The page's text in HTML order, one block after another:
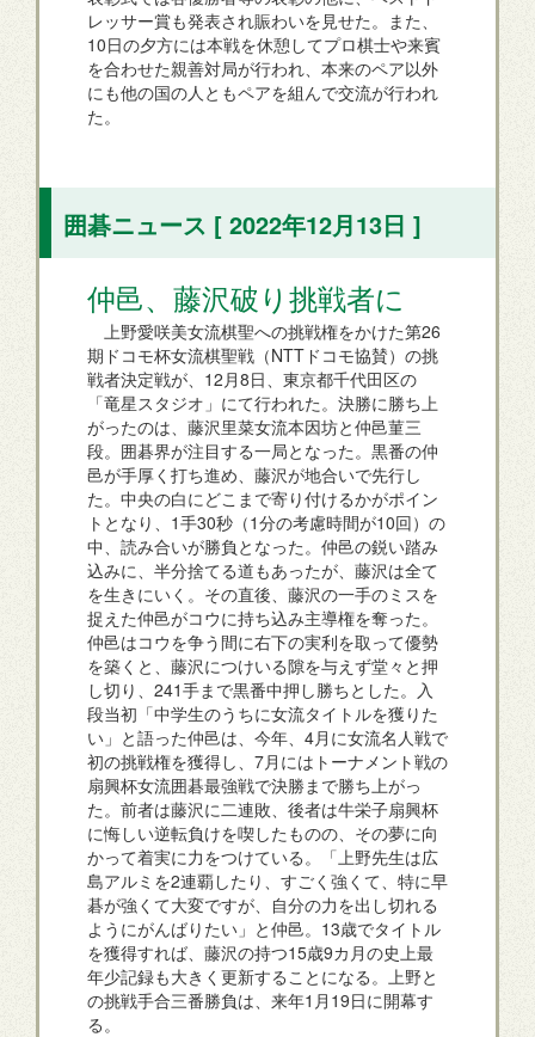
レッサー賞も発表され賑わいを見せた。また、
10日の夕方には本戦を休憩してプロ棋士や来賓
を合わせた親善対局が行われ、本来のペア以外
にも他の国の人ともペアを組んで交流が行われ
た。
囲碁ニュース [ 2022年12月13日 ]
仲邑、藤沢破り挑戦者に
上野愛咲美女流棋聖への挑戦権をかけた第26
期ドコモ杯女流棋聖戦（NTTドコモ協賛）の挑
戦者決定戦が、12月8日、東京都千代田区の
「竜星スタジオ」にて行われた。決勝に勝ち上
がったのは、藤沢里菜女流本因坊と仲邑菫三
段。囲碁界が注目する一局となった。黒番の仲
邑が手厚く打ち進め、藤沢が地合いで先行し
た。中央の白にどこまで寄り付けるかがポイン
トとなり、1手30秒（1分の考慮時間が10回）の
中、読み合いが勝負となった。仲邑の鋭い踏み
込みに、半分捨てる道もあったが、藤沢は全て
を生きにいく。その直後、藤沢の一手のミスを
捉えた仲邑がコウに持ち込み主導権を奪った。
仲邑はコウを争う間に右下の実利を取って優勢
を築くと、藤沢につけいる隙を与えず堂々と押
し切り、241手まで黒番中押し勝ちとした。入
段当初「中学生のうちに女流タイトルを獲りた
い」と語った仲邑は、今年、4月に女流名人戦で
初の挑戦権を獲得し、7月にはトーナメント戦の
扇興杯女流囲碁最強戦で決勝まで勝ち上がっ
た。前者は藤沢に二連敗、後者は牛栄子扇興杯
に悔しい逆転負けを喫したものの、その夢に向
かって着実に力をつけている。「上野先生は広
島アルミを2連覇したり、すごく強くて、特に早
碁が強くて大変ですが、自分の力を出し切れる
ようにがんばりたい」と仲邑。13歳でタイトル
を獲得すれば、藤沢の持つ15歳9カ月の史上最
年少記録も大きく更新することになる。上野と
の挑戦手合三番勝負は、来年1月19日に開幕す
る。